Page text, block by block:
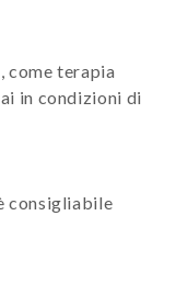
come terapia
in condizioni di
consigliabile